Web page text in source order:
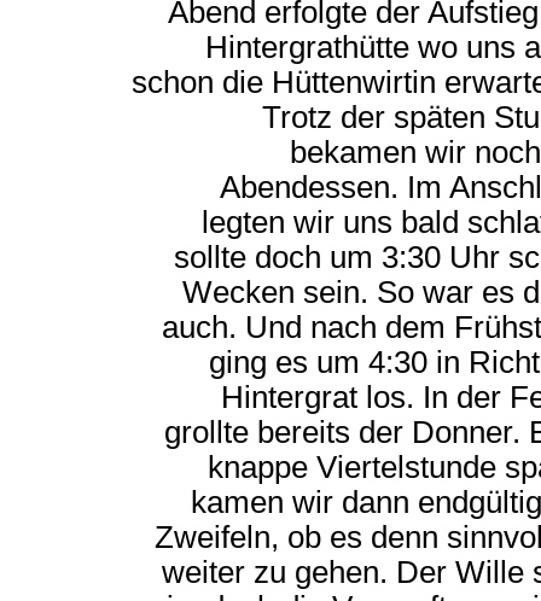
Abend erfolgte der
Hintergrathütte wo uns
schon die Hüttenwirtin
Trotz der späten
bekamen wir
Abendessen. Im
legten wir uns bald
sollte doch um 3:30 Uhr
Wecken sein. So war es
auch. Und nach dem
ging es um 4:30 in
Hintergrat los. In der
grollte bereits der Donner.
knappe Viertelstunde
kamen wir dann
Zweifeln, ob es denn
weiter zu gehen. Der Wille